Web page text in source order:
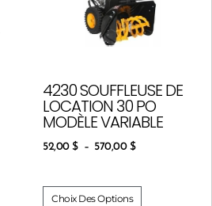
4230 SOUFFLEUSE DE
LOCATION 30 PO
MODÈLE VARIABLE
52,00$ – 570,00 $
Choix Des Options